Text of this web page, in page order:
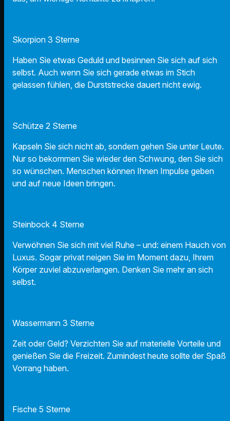
Skorpion 3 Sterne
Haben Sie etwas Geduld und besinnen Sie sich auf sich
selbst. Auch wenn Sie sich gerade etwas im Stich
gelassen fühlen, die Durststrecke dauert nicht ewig.
Schütze 2 Sterne
Kapseln Sie sich nicht ab, sondern gehen Sie unter Leute.
Nur so bekommen Sie wieder den Schwung, den Sie sich
so wünschen. Menschen können Ihnen Impulse geben
und auf neue Ideen bringen.
Steinbock 4 Sterne
Verwöhnen Sie sich mit viel Ruhe – und: einem Hauch von
Luxus. Sogar privat neigen Sie im Moment dazu, Ihrem
Körper zuviel abzuverlangen. Denken Sie mehr an sich
selbst.
Wassermann 3 Sterne
Zeit oder Geld? Verzichten Sie auf materielle Vorteile und
genießen Sie die Freizeit. Zumindest heute sollte der Spaß
Vorrang haben.
Fische 5 Sterne